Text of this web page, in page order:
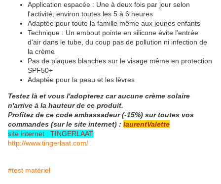
Application espacée : Une à deux fois par jour selon
l'activité; environ toutes les 5 à 6 heures
Adaptée pour toute la famille même aux jeunes enfants
Technique : Un embout pointe en silicone évite l'entrée
d'air dans le tube, du coup pas de pollution ni infection de
la crème
Pas de plaques blanches sur le visage même en protection
SPF50+
Adaptée pour la peau et les lèvres
Testez là et vous l'adopterez car aucune crème solaire
n'arrive à la hauteur de ce produit.
Profitez de ce code ambassadeur (-15%) sur toutes vos
commandes (sur le site internet) : laurentValette
site internet : TINGERLAAT
http://www.tingerlaat.com/
#test matériel